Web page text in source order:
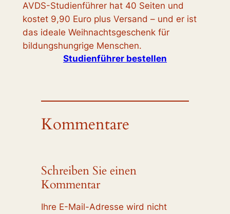
AVDS-Studienführer hat 40 Seiten und
kostet 9,90 Euro plus Versand – und er ist
das ideale Weihnachtsgeschenk für
bildungshungrige Menschen.
Studienführer bestellen
Kommentare
Schreiben Sie einen
Kommentar
Ihre E-Mail-Adresse wird nicht